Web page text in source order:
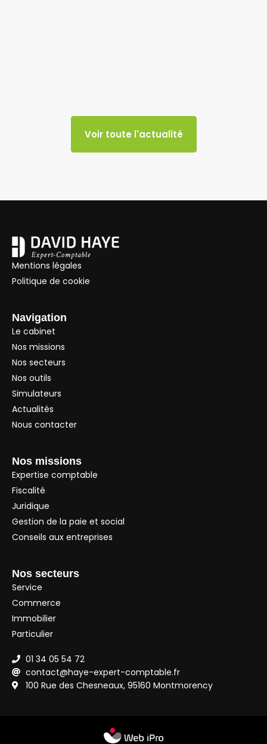
Voir toute l'actualité
Mentions légales
Politique de cookie
Navigation
Le cabinet
Nos missions
Nos secteurs
Nos outils
Simulateurs
Actualités
Nous contacter
Nos missions
Expertise comptable
Fiscalité
Juridique
Gestion de la paie et social
Conseils aux entreprises
Nos secteurs
Service
Commerce
Immobilier
Particulier
01 34 05 54 72
contact@haye-expert-comptable.fr
100 Rue des Chesneaux, 95160 Montmorency